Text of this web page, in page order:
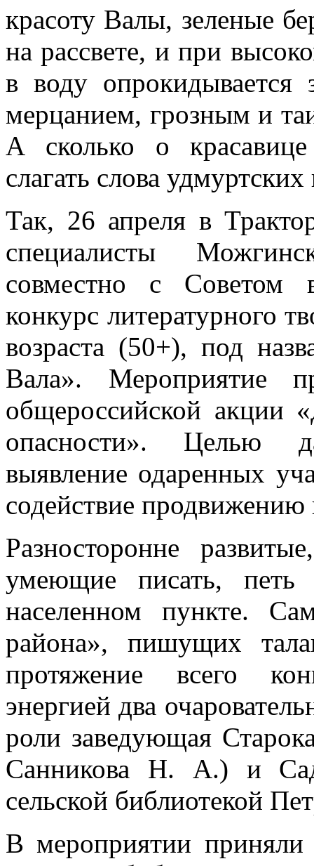
красоту Валы, зеленые
на рассвете, и при
в воду опрокидывается
мерцанием, грозным и
А сколько о
слагать слова
Так, 26 апреля в
специалисты
совместно с Советом
конкурс литературного
возраста (50+), под
Вала». Мероприятие
общероссийской акции
опасности». Целью
выявление одаренных
содействие продвижению
Разносторонне
умеющие писать,
населенном пункте.
района», пишущих
протяжение всего
энергией два
роли заведующая
Санникова Н. А.) и
сельской библиотекой
В мероприятии приняли